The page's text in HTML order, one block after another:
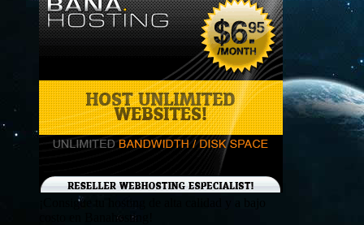
¡Consigue tu hosting de alta calidad y a bajo
costo en Banahosting!